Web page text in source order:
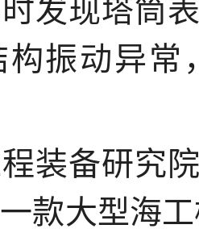
振动异
装备研究
款大型海